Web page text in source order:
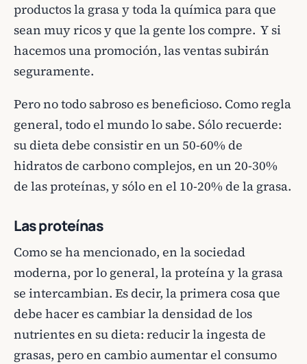
productos la grasa y toda la química para que
sean muy ricos y que la gente los compre. Y si
hacemos una promoción, las ventas subirán
seguramente.
Pero no todo sabroso es beneficioso. Como regla
general, todo el mundo lo sabe. Sólo recuerde:
su dieta debe consistir en un 50-60% de
hidratos de carbono complejos, en un 20-30%
de las proteínas, y sólo en el 10-20% de la grasa.
Las proteínas
Como se ha mencionado, en la sociedad
moderna, por lo general, la proteína y la grasa
se intercambian. Es decir, la primera cosa que
debe hacer es cambiar la densidad de los
nutrientes en su dieta: reducir la ingesta de
grasas, pero en cambio aumentar el consumo